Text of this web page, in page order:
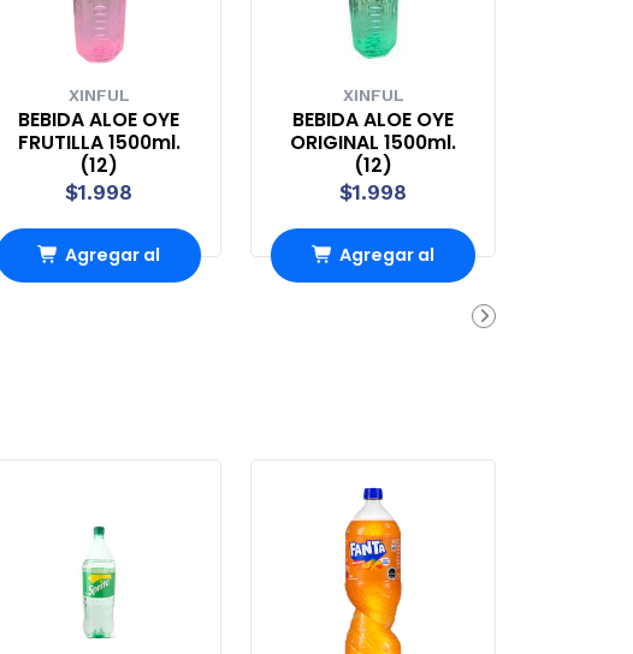
XINFUL
BEBIDA ALOE OYE
FRUTILLA 1500ml.
(12)
$1.998
Agregar al
XINFUL
BEBIDA ALOE OYE
ORIGINAL 1500ml.
(12)
$1.998
Agregar al